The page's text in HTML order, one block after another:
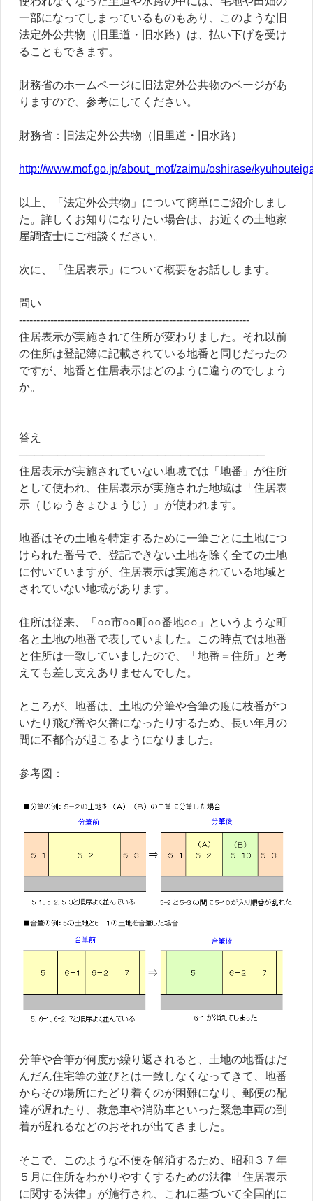
一部になってしまっているものもあり、このような旧
法定外公共物（旧里道・旧水路）は、払い下げを受け
ることもできます。
財務省のホームページに旧法定外公共物のページがあ
りますので、参考にしてください。
財務省：旧法定外公共物（旧里道・旧水路）
http://www.mof.go.jp/about_mof/zaimu/oshirase/
以上、「法定外公共物」について簡単にご紹介しまし
た。詳しくお知りになりたい場合は、お近くの土地家
屋調査士にご相談ください。
次に、「住居表示」について概要をお話しします。
問い
------------------------------------------------------------------
住居表示が実施されて住所が変わりました。それ以前
の住所は登記簿に記載されている地番と同じだったの
ですが、地番と住居表示はどのように違うのでしょう
か。
答え
────────────────────────────────
住居表示が実施されていない地域では「地番」が住所
として使われ、住居表示が実施された地域は「住居表
示（じゅうきょひょうじ）」が使われます。
地番はその土地を特定するために一筆ごとに土地につ
けられた番号で、登記できない土地を除く全ての土地
に付いていますが、住居表示は実施されている地域と
されていない地域があります。
住所は従来、「○○市○○町○○番地○○」というような町
名と土地の地番で表していました。この時点では地番
と住所は一致していましたので、「地番＝住所」と考
えても差し支えありませんでした。
ところが、地番は、土地の分筆や合筆の度に枝番がつ
いたり飛び番や欠番になったりするため、長い年月の
間に不都合が起こるようになりました。
参考図：
分筆や合筆が何度か繰り返されると、土地の地番はだ
んだん住宅等の並びとは一致しなくなってきて、地番
からその場所にたどり着くのが困難になり、郵便の配
達が遅れたり、救急車や消防車といった緊急車両の到
着が遅れるなどのおそれが出てきました。
そこで、このような不便を解消するため、昭和３７年
５月に住所をわかりやすくするための法律「住居表示
に関する法律」が施行され、これに基づいて全国的に